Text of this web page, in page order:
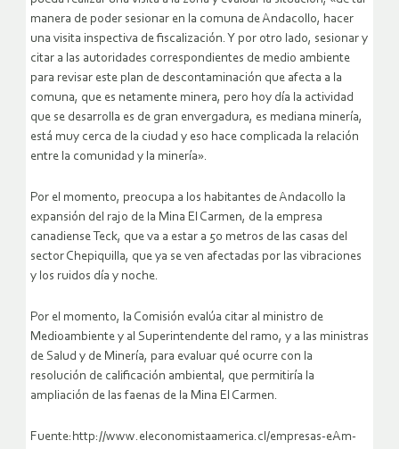
manera de poder sesionar en la comuna de Andacollo, hacer
una visita inspectiva de fiscalización. Y por otro lado, sesionar y
citar a las autoridades correspondientes de medio ambiente
para revisar este plan de descontaminación que afecta a la
comuna, que es netamente minera, pero hoy día la actividad
que se desarrolla es de gran envergadura, es mediana minería,
está muy cerca de la ciudad y eso hace complicada la relación
entre la comunidad y la minería».
Por el momento, preocupa a los habitantes de Andacollo la
expansión del rajo de la Mina El Carmen, de la empresa
canadiense Teck, que va a estar a 50 metros de las casas del
sector Chepiquilla, que ya se ven afectadas por las vibraciones
y los ruidos día y noche.
Por el momento, la Comisión evalúa citar al ministro de
Medioambiente y al Superintendente del ramo, y a las ministras
de Salud y de Minería, para evaluar qué ocurre con la
resolución de calificación ambiental, que permitiría la
ampliación de las faenas de la Mina El Carmen.
Fuente:http://www.eleconomistaamerica.cl/empresas-eAm-